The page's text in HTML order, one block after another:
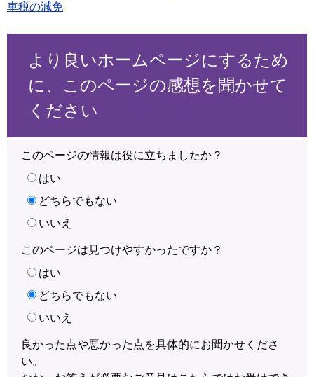
車税の減免
より良いホームページにするため
に、このページの感想を聞かせて
ください
このページの情報は役に立ちましたか？
はい
どちらでもない
いいえ
このページは見つけやすかったですか？
はい
どちらでもない
いいえ
良かった点や悪かった点を具体的にお聞かせくださ
い。